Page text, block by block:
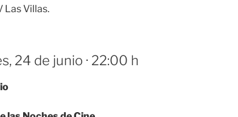
Las Villas.
24 de junio · 22:00 h